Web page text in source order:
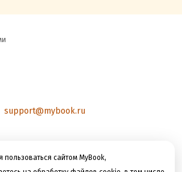
пользоваться сайтом MyBook,
support@mybook.ru